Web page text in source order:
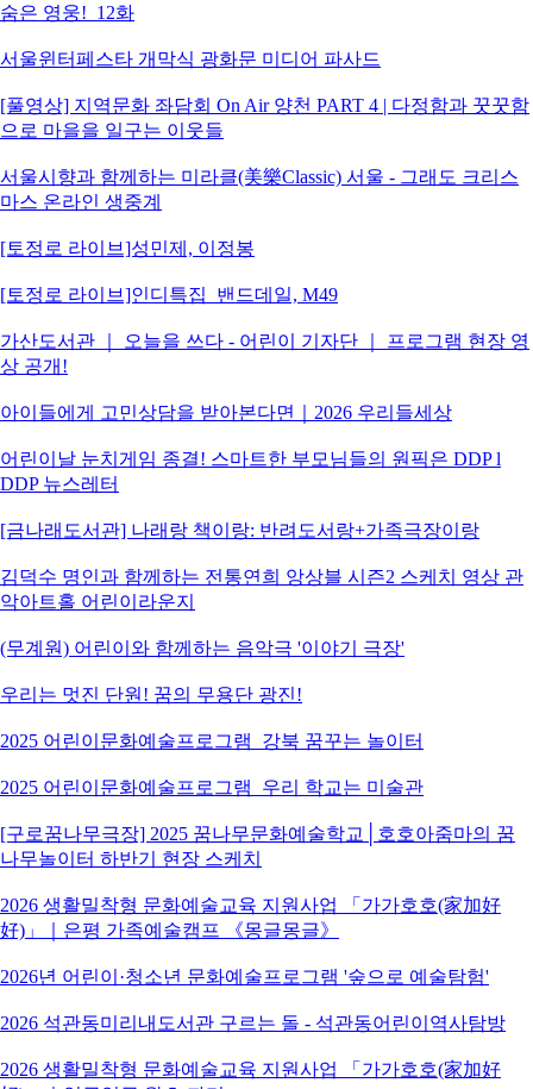
숨은 영웅!_12화
서울윈터페스타 개막식 광화문 미디어 파사드
[풀영상] 지역문화 좌담회 On Air 양천 PART 4 | 다정함과 꿋꿋함
으로 마을을 일구는 이웃들
서울시향과 함께하는 미라클(美樂Classic) 서울 - 그래도 크리스
마스 온라인 생중계
[토정로 라이브]성민제, 이정봉
[토정로 라이브]인디특집_밴드데일, M49
가산도서관 ｜ 오늘을 쓰다 - 어린이 기자단 ｜ 프로그램 현장 영
상 공개!
아이들에게 고민상담을 받아본다면｜2026 우리들세상
어린이날 눈치게임 종결! 스마트한 부모님들의 원픽은 DDP l
DDP 뉴스레터
[금나래도서관] 나래랑 책이랑: 반려도서랑+가족극장이랑
김덕수 명인과 함께하는 전통연희 앙상블 시즌2 스케치 영상 관
악아트홀 어린이라운지
(무계원) 어린이와 함께하는 음악극 '이야기 극장'
우리는 멋진 단원! 꿈의 무용단 광진!
2025 어린이문화예술프로그램_강북 꿈꾸는 놀이터
2025 어린이문화예술프로그램_우리 학교는 미술관
[구로꿈나무극장] 2025 꿈나무문화예술학교│호호아줌마의 꿈
나무놀이터 하반기 현장 스케치
2026 생활밀착형 문화예술교육 지원사업 「가가호호(家加好
好)」｜은평 가족예술캠프 《몽글몽글》
2026년 어린이·청소년 문화예술프로그램 '숲으로 예술탐험'
2026 석관동미리내도서관 구르는 돌 - 석관동어린이역사탐방
2026 생활밀착형 문화예술교육 지원사업 「가가호호(家加好